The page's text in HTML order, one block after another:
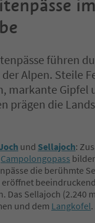
führen
Alpen. Steile
markante Gipfel
prägen die
und Sellajoch:
Campolongopass
die berühmte
eröffnet
Das Sellajoch (2.240
und dem Langkofel.